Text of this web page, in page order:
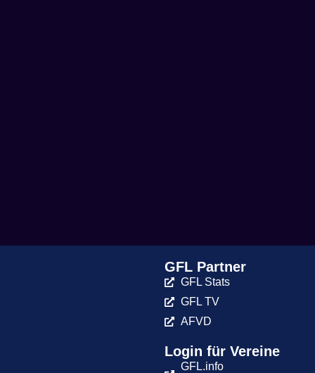
GFL Partner
GFL Stats
GFL TV
AFVD
Login für Vereine
GFL.info